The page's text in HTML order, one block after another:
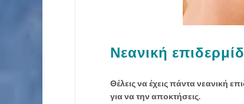
Νεανική
Θέλεις να έχεις πάντα νεανική
για να την αποκτήσεις.